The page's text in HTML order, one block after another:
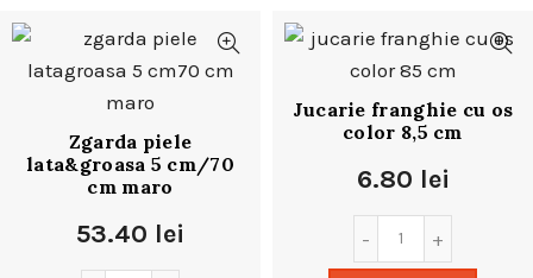
Zgarda piele
lata&groasa 5 cm/70
cm maro
53.40 lei
Jucarie franghie cu os
color 8,5 cm
6.80 lei